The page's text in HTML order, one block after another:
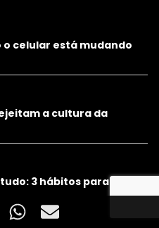
o celular está mudando
a cultura da
3 hábitos para evitar